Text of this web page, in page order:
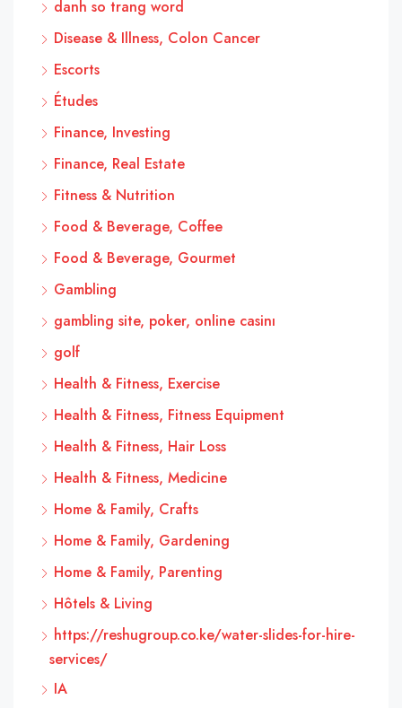
danh so trang word
Disease & Illness, Colon Cancer
Escorts
Études
Finance, Investing
Finance, Real Estate
Fitness & Nutrition
Food & Beverage, Coffee
Food & Beverage, Gourmet
Gambling
gambling site, poker, online casinı
golf
Health & Fitness, Exercise
Health & Fitness, Fitness Equipment
Health & Fitness, Hair Loss
Health & Fitness, Medicine
Home & Family, Crafts
Home & Family, Gardening
Home & Family, Parenting
Hôtels & Living
https://reshugroup.co.ke/water-slides-for-hire-
services/
IA